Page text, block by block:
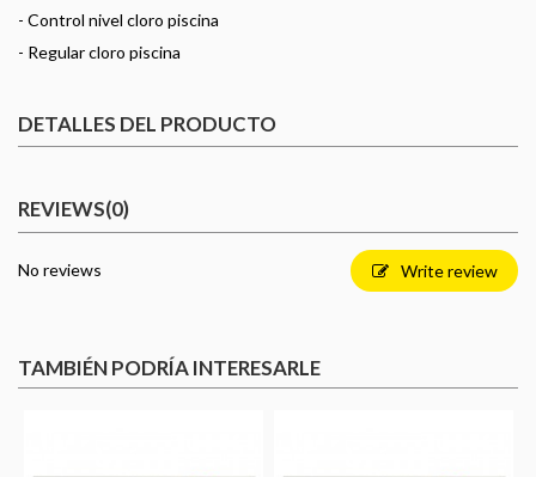
- Control nivel cloro piscina
- Regular cloro piscina
DETALLES DEL PRODUCTO
REVIEWS(0)
No reviews Write review
TAMBIÉN PODRÍA INTERESARLE